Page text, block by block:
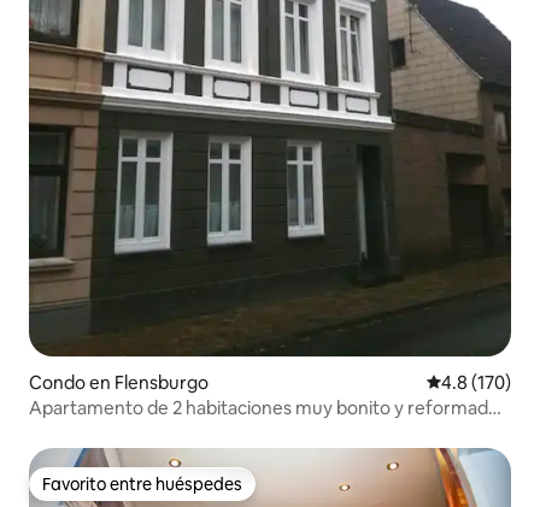
Condo en Flensburgo Calificación
4.8 (170)
Apartamento de 2 habitaciones muy bonito y reformado
Favorito entre huéspedes
Favorito entre huéspedes